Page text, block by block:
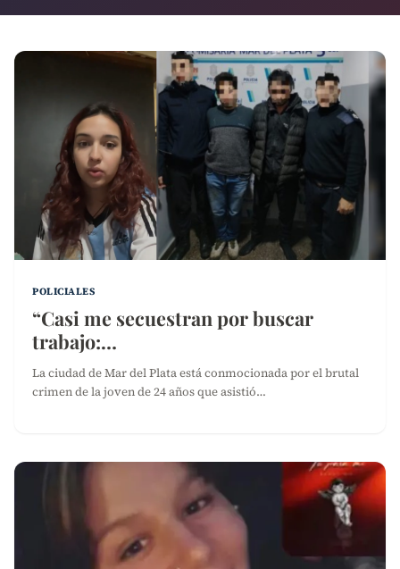
POLICIALES
“Casi me secuestran por buscar
trabajo:…
La ciudad de Mar del Plata está conmocionada por el brutal
crimen de la joven de 24 años que asistió…